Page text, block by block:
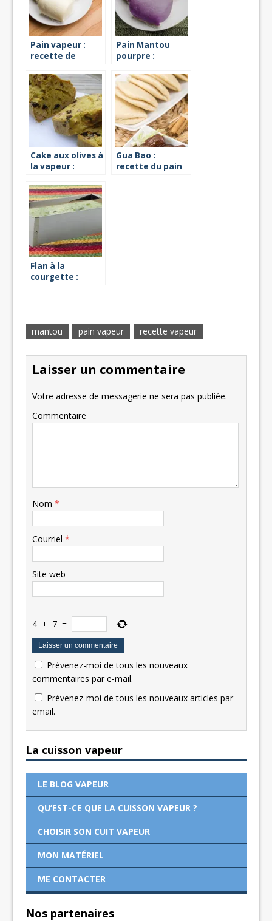
Pain vapeur :
recette de
Pain Mantou
pourpre :
Cake aux olives à
la vapeur :
recette
Gua Bao :
recette du pain
Flan à la
courgette :
mantou pain vapeur recette vapeur
Laisser un commentaire
Votre adresse de messagerie ne sera pas publiée.
Commentaire
Nom*
Courriel*
Site web
4 + 7 =
Prévenez-moi de tous les nouveaux
commentaires par e-mail.
Prévenez-moi de tous les nouveaux articles par
email.
La cuisson vapeur
LE BLOG VAPEUR
QU’EST-CE QUE LA CUISSON VAPEUR ?
CHOISIR SON CUIT VAPEUR
MON MATÉRIEL
ME CONTACTER
Nos partenaires